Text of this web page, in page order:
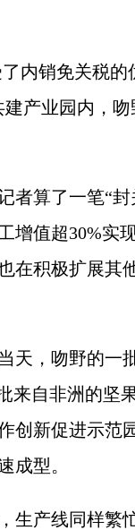
内销免关税的
产业园内，
算了一笔“封
增值超30%实
在积极扩展其
，吻野的一
来自非洲的坚
创新促进示范
成型。
产线同样繁忙